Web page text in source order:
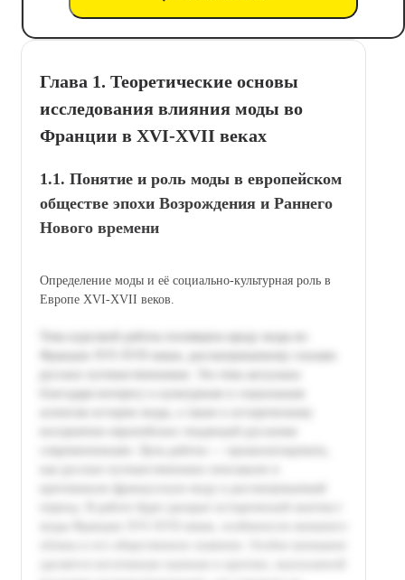
Глава 1. Теоретические основы
исследования влияния моды во
Франции в XVI-XVII веках
1.1. Понятие и роль моды в европейском
обществе эпохи Возрождения и Раннего
Нового времени
Определение моды и её социально-культурная роль в
Европе XVI-XVII веков.